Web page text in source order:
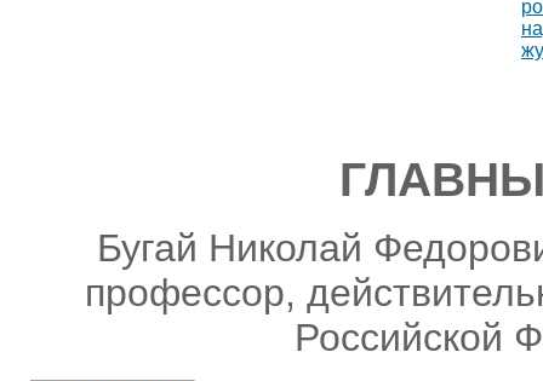
Бугай Николай
профессор,
Российской